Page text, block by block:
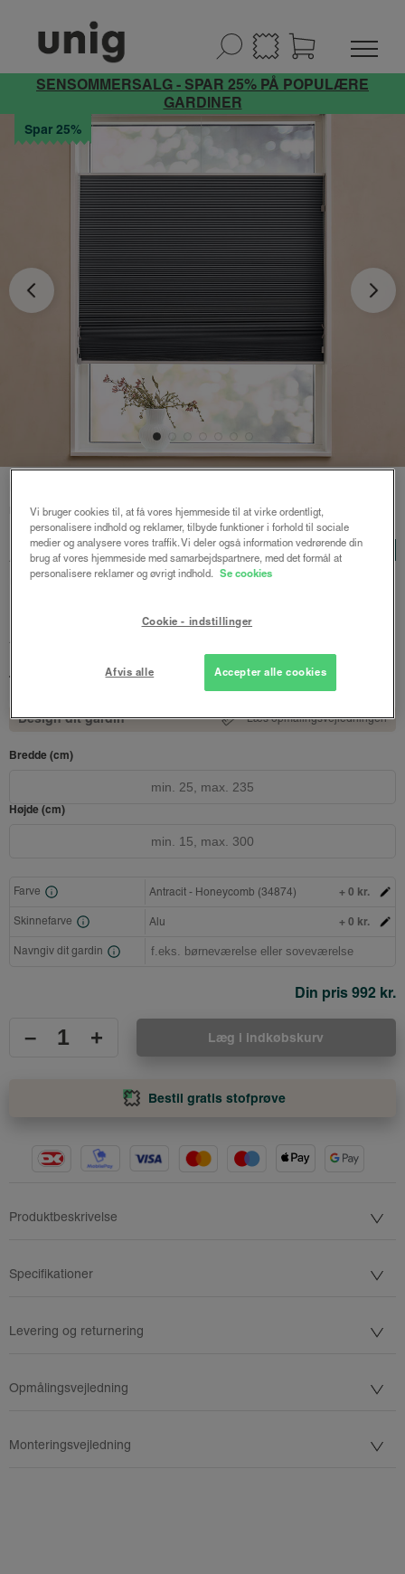
SENSOMMERSALG - SPAR 25% PÅ POPULÆRE
GARDINER
Spar 25%
m/snoretræk mørklægning
Astrid plisségardin up and
down m/snoretræk
Antracit - Honeycomb
LUX
fra 992 kr.
1322 kr.
Design dit gardin Læs opmålingsvejledningen
Bredde (cm)
Højde (cm)
Farve Antracit - Honeycomb (34874) + 0 kr.
Skinnefarve Alu + 0 kr.
Navngiv dit gardin
Din pris 992 kr.
– + Læg i indkøbskurv
Bestil gratis stofprøve
Produktbeskrivelse
Specifikationer
Levering og returnering
Opmålingsvejledning
Monteringsvejledning
Vi bruger cookies til, at få vores hjemmeside til at virke ordentligt,
personalisere indhold og reklamer, tilbyde funktioner i forhold til sociale
medier og analysere vores traffik. Vi deler også information vedrørende din
brug af vores hjemmeside med samarbejdspartnere, med det formål at
personalisere reklamer og øvrigt indhold. Se cookies
Cookie - indstillinger
Afvis alle Accepter alle cookies